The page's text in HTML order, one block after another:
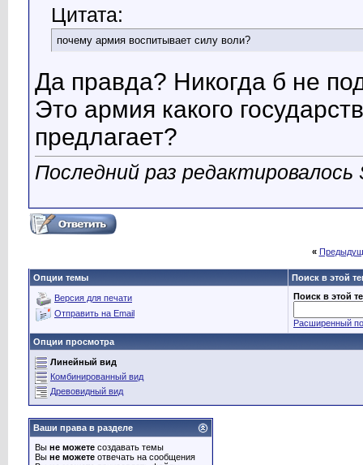
Цитата:
почему армия воспитывает силу воли?
Да правда? Никогда б не
Это армия какого
предлагает?
Последний раз
«
Опции темы Поиск в этой
Версия для печати
Отправить на Email
Поиск в этой
Расширенный
Опции просмотра
Линейный вид
Комбинированный вид
Древовидный вид
Ваши права в разделе
Вы не можете создавать темы
Вы не можете отвечать на сообщения